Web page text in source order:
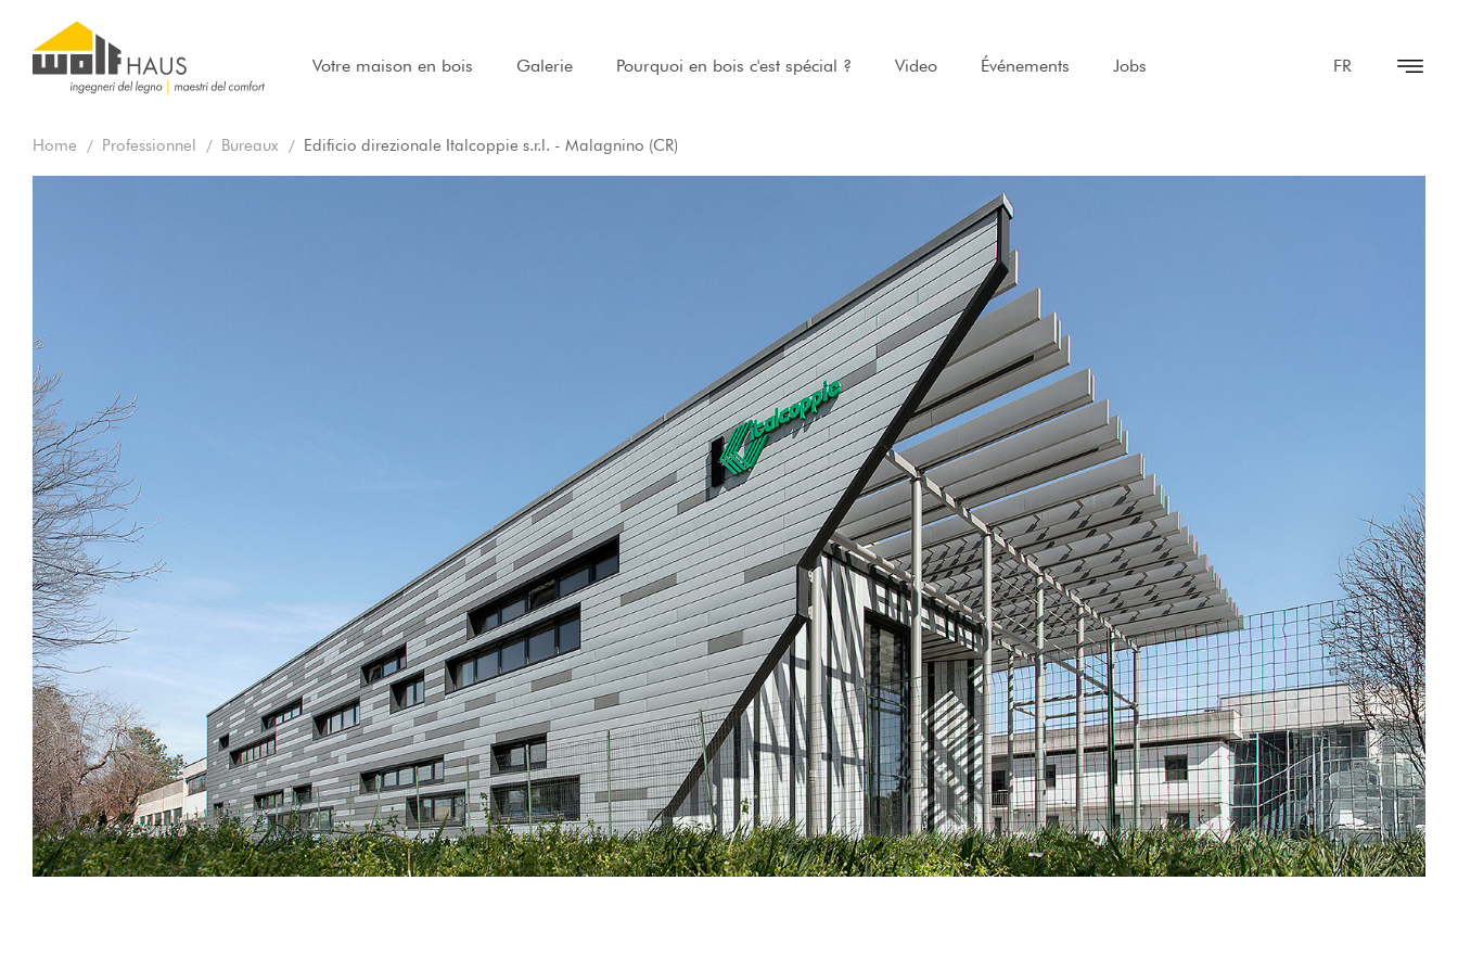
Votre maison en bois Galerie Pourquoi en bois c'est spécial ? Video Événements Jobs FR
Home Professionnel Bureaux Edificio direzionale Italcoppie s.r.l. - Malagnino (CR)